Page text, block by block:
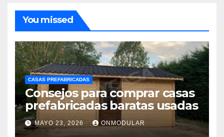
You missed
CASAS PREFABRICADAS
Consejos para comprar casas
prefabricadas baratas usadas
MAYO 23, 2026 ONMODULAR